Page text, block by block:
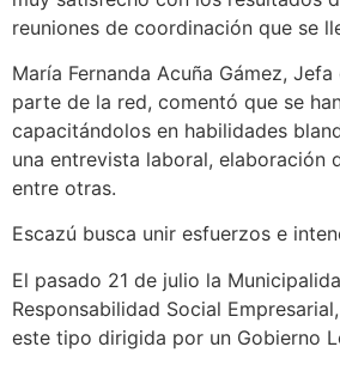
reuniones de coordinación que se
María Fernanda Acuña Gámez,
parte de la red, comentó que se
capacitándolos en habilidades
una entrevista laboral, elaboración
entre otras.
Escazú busca unir esfuerzos e
El pasado 21 de julio la
Responsabilidad Social
este tipo dirigida por un Gobierno